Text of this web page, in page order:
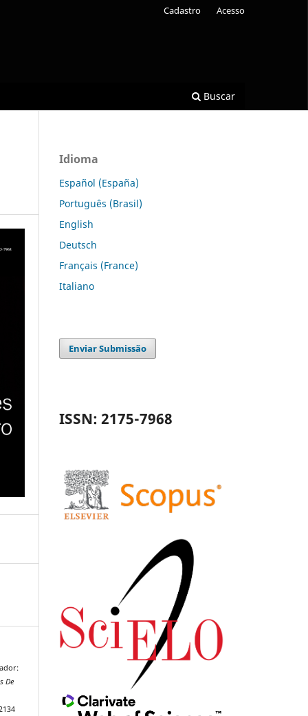
Buscar
Cadastro Acesso
De
Idioma
Español (España)
Português (Brasil)
English
Deutsch
Français (France)
Italiano
Enviar Submissão
ISSN: 2175-7968